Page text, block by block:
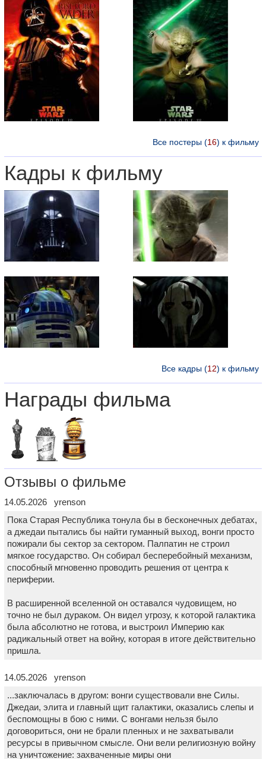
Все постеры (16) к фильму
Кадры к фильму
Все кадры (12) к фильму
Награды фильма
Отзывы о фильме
14.05.2026 yrenson
Пока Старая Республика тонула бы в бесконечных дебатах,
а джедаи пытались бы найти гуманный выход, вонги просто
пожирали бы сектор за сектором. Палпатин не строил
мягкое государство. Он собирал бесперебойный механизм,
способный мгновенно проводить решения от центра к
периферии.
В расширенной вселенной он оставался чудовищем, но
точно не был дураком. Он видел угрозу, к которой галактика
была абсолютно не готова, и выстроил Империю как
радикальный ответ на войну, которая в итоге действительно
пришла.
14.05.2026 yrenson
...заключалась в другом: вонги существовали вне Силы.
Джедаи, элита и главный щит галактики, оказались слепы и
беспомощны в бою с ними. С вонгами нельзя было
договориться, они не брали пленных и не захватывали
ресурсы в привычном смысле. Они вели религиозную войну
на уничтожение: захваченные миры они